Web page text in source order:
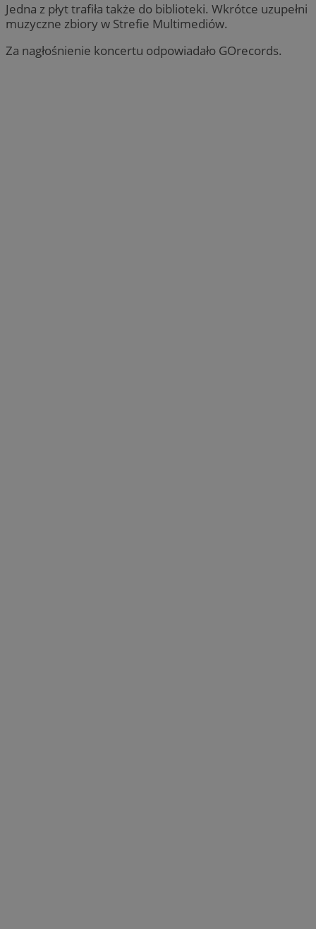
Jedna z płyt trafiła także do biblioteki. Wkrótce uzupełni
muzyczne zbiory w Strefie Multimediów.
Za nagłośnienie koncertu odpowiadało GOrecords.